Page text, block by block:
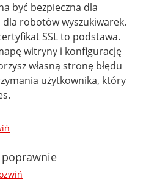
być bezpieczna dla
robotów wyszukiwarek.
SSL to podstawa.
witryny i konfigurację
własną stronę błędu
użytkownika, który
poprawnie